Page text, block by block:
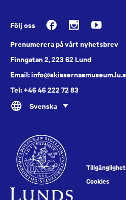
Följ oss
Prenumerera på vårt nyhetsbrev
Finngatan 2, 223 62 Lund
Email:
Tel: +46 46 222 72 83
Svenska
Cookies